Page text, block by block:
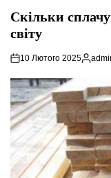
У
Скільки
світу
10 Лютого 2025